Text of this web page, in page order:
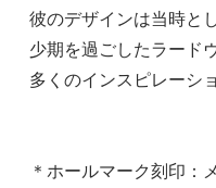
彼のデザインは当時と
少期を過ごしたラード
多くのインスピレーシ
＊ホールマーク刻印：